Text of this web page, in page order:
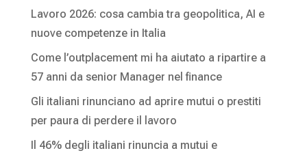
Lavoro 2026: cosa cambia tra geopolitica, AI e
nuove competenze in Italia
Come l’outplacement mi ha aiutato a ripartire a
57 anni da senior Manager nel finance
Gli italiani rinunciano ad aprire mutui o prestiti
per paura di perdere il lavoro
Il 46% degli italiani rinuncia a mutui e